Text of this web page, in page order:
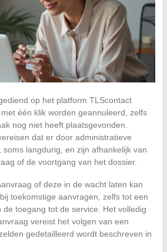
op het platform TLScontact
één klik worden geannuleerd, zelfs
nog niet heeft plaatsgevonden.
dat er door administratieve
langdurig, en zijn afhankelijk van
of de voortgang van het dossier.
of deze in de wacht laten kan
toekomstige aanvragen, zelfs tot een
de toegang tot de service. Het volledig
vereist het volgen van een
gedetailleerd wordt beschreven in